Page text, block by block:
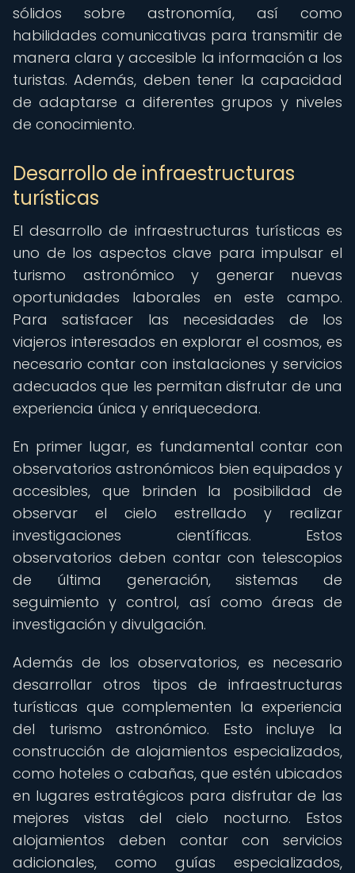
sólidos sobre astronomía, así como
habilidades comunicativas para transmitir de
manera clara y accesible la información a los
turistas. Además, deben tener la capacidad
de adaptarse a diferentes grupos y niveles
de conocimiento.
Desarrollo de infraestructuras
turísticas
El desarrollo de infraestructuras turísticas es
uno de los aspectos clave para impulsar el
turismo astronómico y generar nuevas
oportunidades laborales en este campo.
Para satisfacer las necesidades de los
viajeros interesados en explorar el cosmos, es
necesario contar con instalaciones y servicios
adecuados que les permitan disfrutar de una
experiencia única y enriquecedora.
En primer lugar, es fundamental contar con
observatorios astronómicos bien equipados y
accesibles, que brinden la posibilidad de
observar el cielo estrellado y realizar
investigaciones científicas. Estos
observatorios deben contar con telescopios
de última generación, sistemas de
seguimiento y control, así como áreas de
investigación y divulgación.
Además de los observatorios, es necesario
desarrollar otros tipos de infraestructuras
turísticas que complementen la experiencia
del turismo astronómico. Esto incluye la
construcción de alojamientos especializados,
como hoteles o cabañas, que estén ubicados
en lugares estratégicos para disfrutar de las
mejores vistas del cielo nocturno. Estos
alojamientos deben contar con servicios
adicionales, como guías especializados,